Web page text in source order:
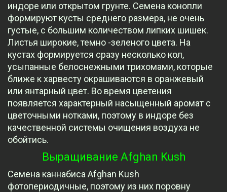
индоре или открытом грунте. Семена конопли
формируют кусты среднего размера, не очень
густые, с большим количеством липких шишек.
Листья широкие, темно -зеленого цвета. На
кустах формируется сразу несколько кол,
усыпанные белоснежными трихомами, которые
ближе к харвесту окрашиваются в оранжевый
или янтарный цвет. Во время цветения
появляется характерный насыщенный аромат с
цветочными нотками, поэтому в индоре без
качественной системы очищения воздуха не
обойтись.
Выращивание Afghan Kush
Семена каннабиса Afghan Kush
фотопериодичные, поэтому из них поровну